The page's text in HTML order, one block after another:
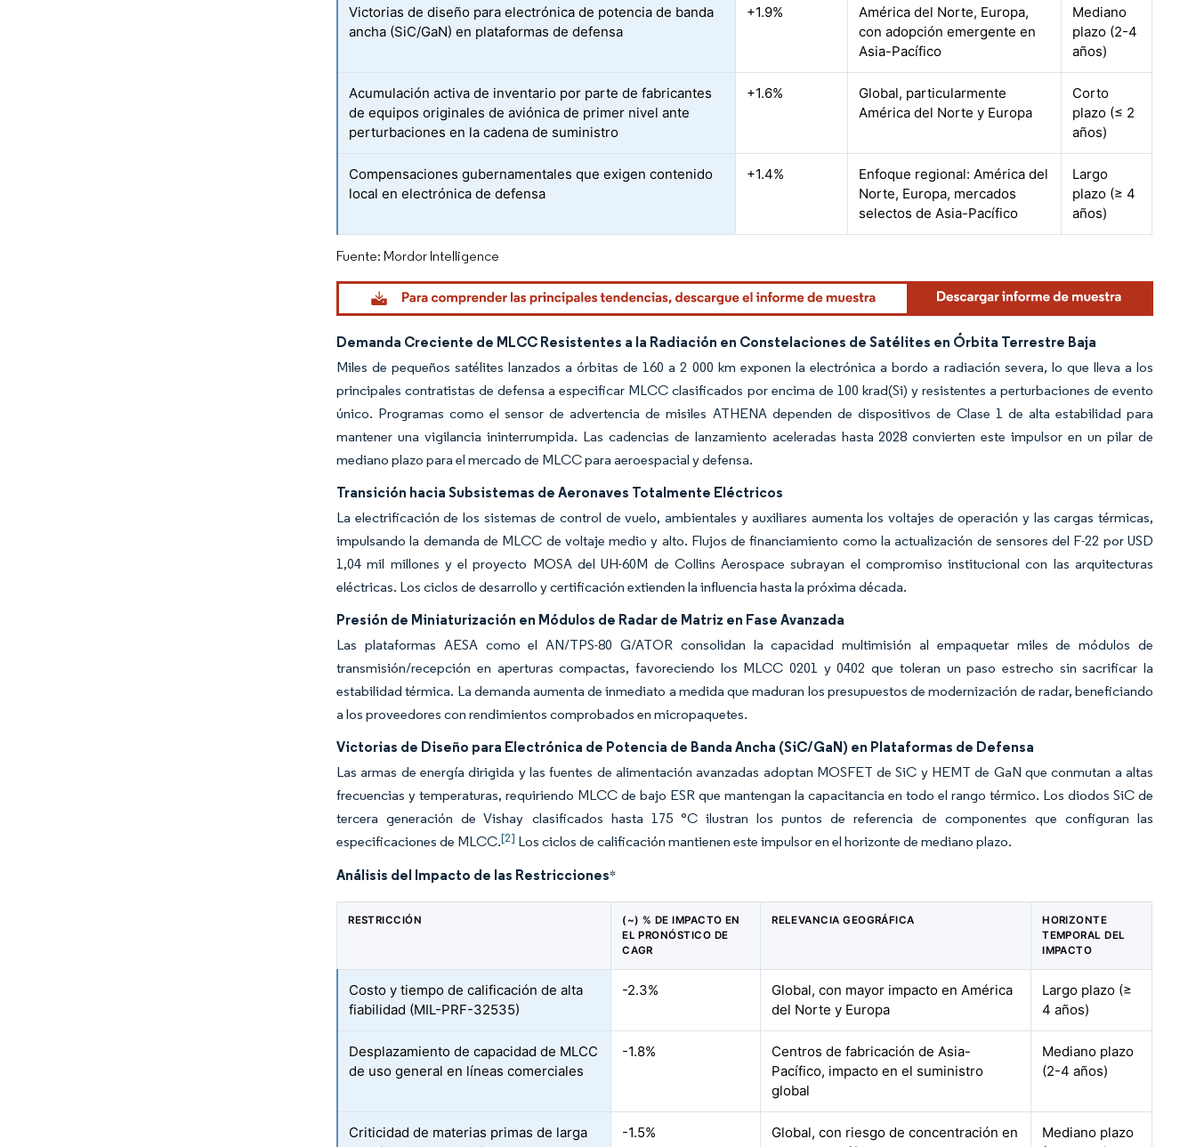
Victorias de diseño para electrónica de potencia de banda
ancha (SiC/GaN) en plataformas de defensa
+1.9%
América del Norte, Europa,
con adopción emergente en
Asia-Pacífico
Mediano
plazo (2-4
años)
Acumulación activa de inventario por parte de fabricantes
de equipos originales de aviónica de primer nivel ante
perturbaciones en la cadena de suministro
+1.6%
Global, particularmente
América del Norte y Europa
Corto
plazo (≤ 2
años)
Compensaciones gubernamentales que exigen contenido
local en electrónica de defensa
+1.4%
Enfoque regional: América del
Norte, Europa, mercados
selectos de Asia-Pacífico
Largo
plazo (≥ 4
años)
Fuente: Mordor Intelligence
Demanda Creciente de MLCC Resistentes a la Radiación en Constelaciones de Satélites en Órbita Terrestre Baja
Miles de pequeños satélites lanzados a órbitas de 160 a 2 000 km exponen la electrónica a bordo a radiación severa, lo que lleva a los
principales contratistas de defensa a especificar MLCC clasificados por encima de 100 krad(Si) y resistentes a perturbaciones de evento
único. Programas como el sensor de advertencia de misiles ATHENA dependen de dispositivos de Clase 1 de alta estabilidad para
mantener una vigilancia ininterrumpida. Las cadencias de lanzamiento aceleradas hasta 2028 convierten este impulsor en un pilar de
mediano plazo para el mercado de MLCC para aeroespacial y defensa.
Transición hacia Subsistemas de Aeronaves Totalmente Eléctricos
La electrificación de los sistemas de control de vuelo, ambientales y auxiliares aumenta los voltajes de operación y las cargas térmicas,
impulsando la demanda de MLCC de voltaje medio y alto. Flujos de financiamiento como la actualización de sensores del F-22 por USD
1,04 mil millones y el proyecto MOSA del UH-60M de Collins Aerospace subrayan el compromiso institucional con las arquitecturas
eléctricas. Los ciclos de desarrollo y certificación extienden la influencia hasta la próxima década.
Presión de Miniaturización en Módulos de Radar de Matriz en Fase Avanzada
Las plataformas AESA como el AN/TPS-80 G/ATOR consolidan la capacidad multimisión al empaquetar miles de módulos de
transmisión/recepción en aperturas compactas, favoreciendo los MLCC 0201 y 0402 que toleran un paso estrecho sin sacrificar la
estabilidad térmica. La demanda aumenta de inmediato a medida que maduran los presupuestos de modernización de radar, beneficiando
a los proveedores con rendimientos comprobados en micropaquetes.
Victorias de Diseño para Electrónica de Potencia de Banda Ancha (SiC/GaN) en Plataformas de Defensa
Las armas de energía dirigida y las fuentes de alimentación avanzadas adoptan MOSFET de SiC y HEMT de GaN que conmutan a altas
frecuencias y temperaturas, requiriendo MLCC de bajo ESR que mantengan la capacitancia en todo el rango térmico. Los diodos SiC de
tercera generación de Vishay clasificados hasta 175 °C ilustran los puntos de referencia de componentes que configuran las
especificaciones de MLCC.[2] Los ciclos de calificación mantienen este impulsor en el horizonte de mediano plazo.
Análisis del Impacto de las Restricciones*
RESTRICCIÓN
(~) % DE IMPACTO EN
EL PRONÓSTICO DE
CAGR
RELEVANCIA GEOGRÁFICA
HORIZONTE
TEMPORAL DEL
IMPACTO
Costo y tiempo de calificación de alta
fiabilidad (MIL-PRF-32535)
-2.3%
Global, con mayor impacto en América
del Norte y Europa
Largo plazo (≥
4 años)
Desplazamiento de capacidad de MLCC
de uso general en líneas comerciales
-1.8%
Centros de fabricación de Asia-
Pacífico, impacto en el suministro
global
Mediano plazo
(2-4 años)
Criticidad de materias primas de larga
-1.5%
Global, con riesgo de concentración en
Mediano plazo